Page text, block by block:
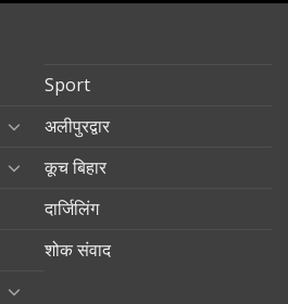
Sport
अलीपुरद्वार
कूच बिहार
दार्जिलिंग
शोक संवाद